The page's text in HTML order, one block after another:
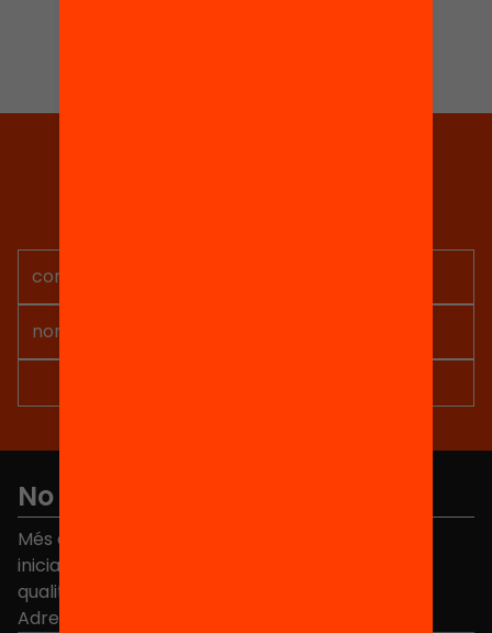
No et perdis res
Més de 40.000 persones ja han triat Equitat. Rep
iniciatives, propostes i projectes per millorar la
qualitat de l'educació a Catalunya.
Adreça electrònica